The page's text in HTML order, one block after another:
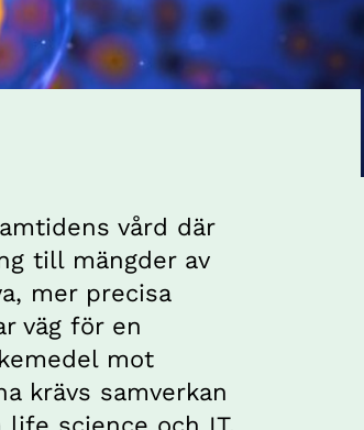
vård där
till mängder av
mer precisa
väg för en
mot
krävs samverkan